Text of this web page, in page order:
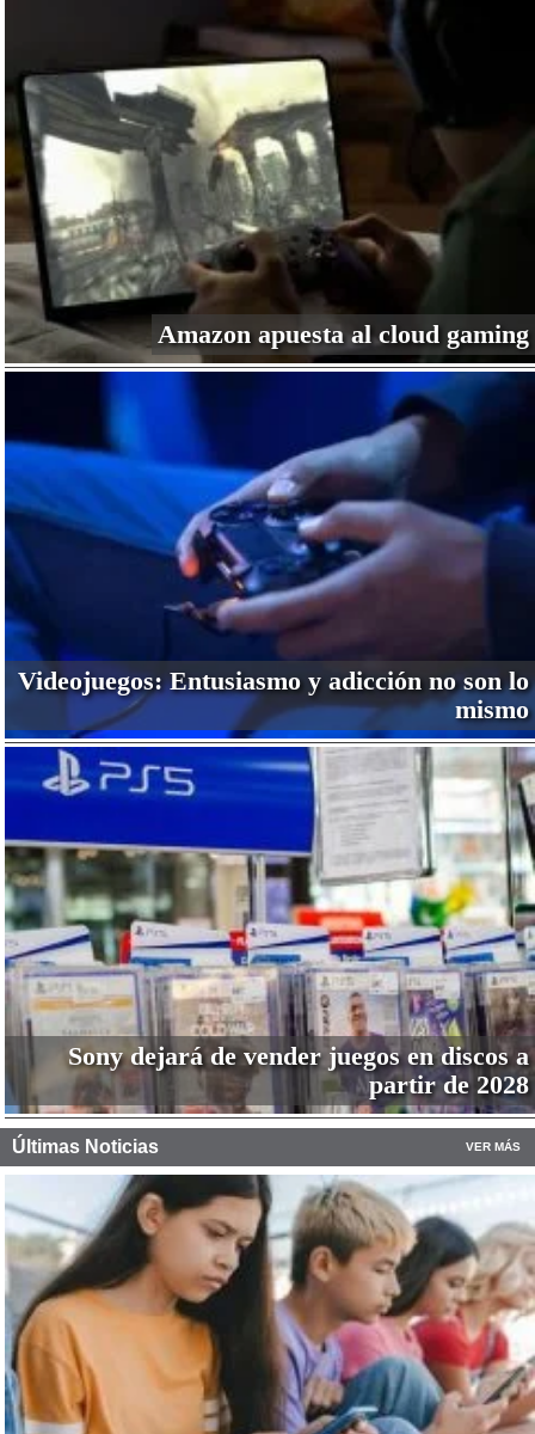
Amazon apuesta al cloud gaming
Videojuegos: Entusiasmo y adicción no son lo
mismo
Sony dejará de vender juegos en discos a
partir de 2028
Últimas Noticias VER MÁS